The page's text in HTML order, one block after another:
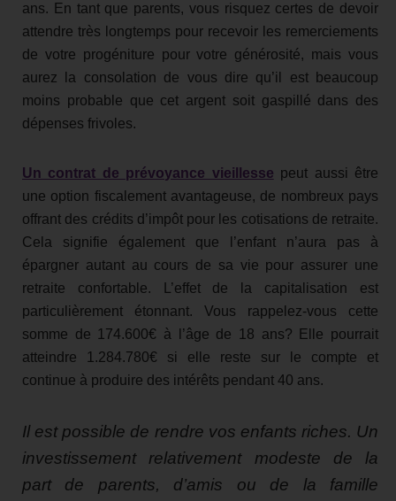
ans. En tant que parents, vous risquez certes de devoir
attendre très longtemps pour recevoir les remerciements
de votre progéniture pour votre générosité, mais vous
aurez la consolation de vous dire qu’il est beaucoup
moins probable que cet argent soit gaspillé dans des
dépenses frivoles.
Un contrat de prévoyance vieillesse peut aussi être
une option fiscalement avantageuse, de nombreux pays
offrant des crédits d’impôt pour les cotisations de retraite.
Cela signifie également que l’enfant n’aura pas à
épargner autant au cours de sa vie pour assurer une
retraite confortable. L’effet de la capitalisation est
particulièrement étonnant. Vous rappelez-vous cette
somme de 174.600€ à l’âge de 18 ans? Elle pourrait
atteindre 1.284.780€ si elle reste sur le compte et
continue à produire des intérêts pendant 40 ans.
Il est possible de rendre vos enfants riches. Un
investissement relativement modeste de la
part de parents, d’amis ou de la famille